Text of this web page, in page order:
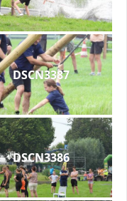
DSCN3387
DSCN3386